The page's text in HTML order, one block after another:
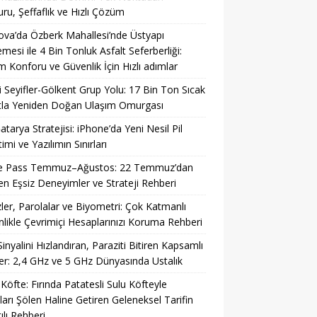
Şeffaflık ve Hızlı Çözüm
Özberk Mahallesi’nde Üstyapı
ile 4 Bin Tonluk Asfalt Seferberliği:
Konforu ve Güvenlik İçin Hızlı adımlar
Seyifler-Gölkent Grup Yolu: 17 Bin Ton Sıcak
Yeniden Doğan Ulaşım Omurgası
Stratejisi: iPhone’da Yeni Nesil Pil
ve Yazılımın Sınırları
Pass Temmuz–Ağustos: 22 Temmuz’dan
Eşsiz Deneyimler ve Strateji Rehberi
Parolalar ve Biyometri: Çok Katmanlı
Çevrimiçi Hesaplarınızı Koruma Rehberi
Hızlandıran, Paraziti Bitiren Kapsamlı
2,4 GHz ve 5 GHz Dünyasında Ustalık
Fırında Patatesli Sulu Köfteyle
Şölen Haline Getiren Geleneksel Tarifin